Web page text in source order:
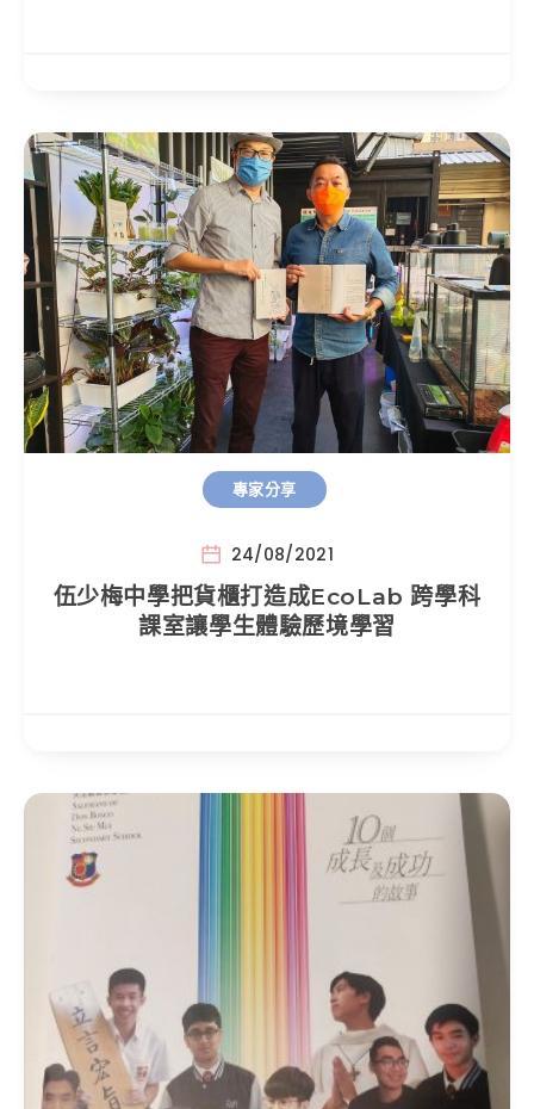
專家分享
24/08/2021
伍少梅中學把貨櫃打造成EcoLab 跨學科
課室讓學生體驗歷境學習